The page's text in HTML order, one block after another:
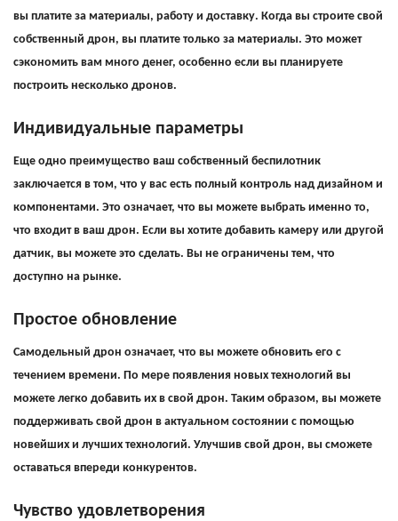
вы платите за материалы, работу и доставку. Когда вы строите свой
собственный дрон, вы платите только за материалы. Это может
сэкономить вам много денег, особенно если вы планируете
построить несколько дронов.
Индивидуальные параметры
Еще одно преимущество ваш собственный беспилотник
заключается в том, что у вас есть полный контроль над дизайном и
компонентами. Это означает, что вы можете выбрать именно то,
что входит в ваш дрон. Если вы хотите добавить камеру или другой
датчик, вы можете это сделать. Вы не ограничены тем, что
доступно на рынке.
Простое обновление
Самодельный дрон означает, что вы можете обновить его с
течением времени. По мере появления новых технологий вы
можете легко добавить их в свой дрон. Таким образом, вы можете
поддерживать свой дрон в актуальном состоянии с помощью
новейших и лучших технологий. Улучшив свой дрон, вы сможете
оставаться впереди конкурентов.
Чувство удовлетворения